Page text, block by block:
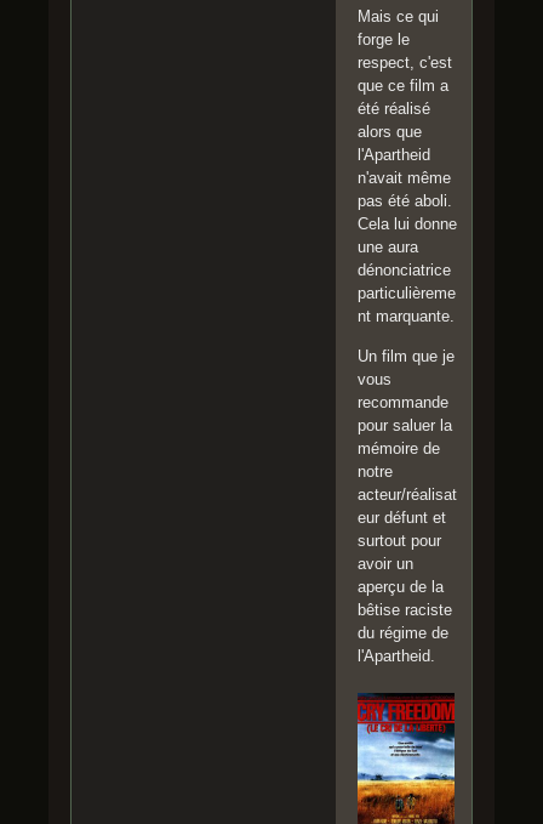
Mais ce qui
forge le
respect, c'est
que ce film a
été réalisé
alors que
l'Apartheid
n'avait même
pas été aboli.
Cela lui donne
une aura
dénonciatrice
particulièreme
nt marquante.
Un film que je
vous
recommande
pour saluer la
mémoire de
notre
acteur/réalisat
eur défunt et
surtout pour
avoir un
aperçu de la
bêtise raciste
du régime de
l'Apartheid.